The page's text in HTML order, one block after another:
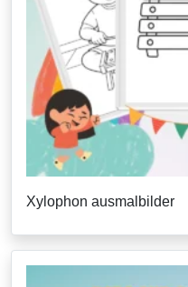
Xylophon ausmalbilder